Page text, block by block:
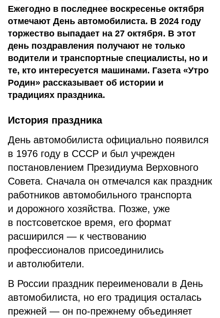
Ежегодно в последнее воскресенье октября
отмечают День автомобилиста. В 2024 году
торжество выпадает на 27 октября. В этот
день поздравления получают не только
водители и транспортные специалисты, но и
те, кто интересуется машинами. Газета «Утро
Родин» рассказывает об истории и
традициях праздника.
История праздника
День автомобилиста официально появился
в 1976 году в СССР и был учрежден
постановлением Президиума Верховного
Совета. Сначала он отмечался как праздник
работников автомобильного транспорта
и дорожного хозяйства. Позже, уже
в постсоветское время, его формат
расширился — к чествованию
профессионалов присоединились
и автолюбители.
В России праздник переименовали в День
автомобилиста, но его традиция осталась
прежней — он по-прежнему объединяет